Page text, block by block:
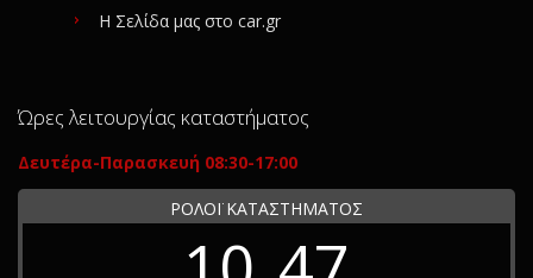
Η Σελίδα μας στο car.gr
Ώρες λειτουργίας καταστήματος
Δευτέρα-Παρασκευή 08:30-17:00
ΡΟΛΟΪ ΚΑΤΑΣΤΗΜΑΤΟΣ